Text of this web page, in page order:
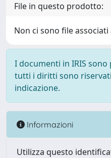
File in questo prodotto:
Non ci sono file
I documenti in IRIS
tutti i diritti sono
indicazione.
Informazioni
Utilizza questo